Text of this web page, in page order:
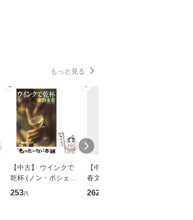
もっと見る
6
【中古】 ウインクで
乾杯 (ノン・ポシェッ
ト) / 東野圭吾 / 祥伝
社 [文庫]【メール便送
253円
7
【中古】 予知夢 （文
春文庫） / 東野 圭吾 /
文藝春秋 [文庫]【メー
262